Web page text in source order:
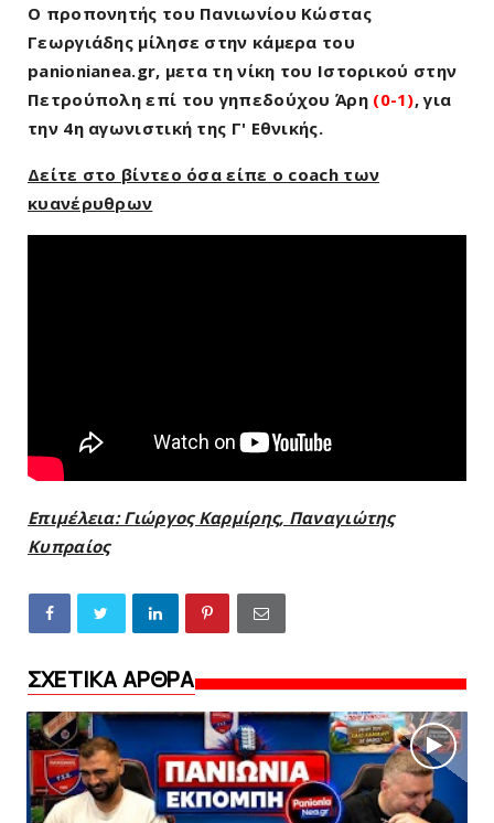
Ο προπονητής του Πανιωνίου Κώστας
Γεωργιάδης μίλησε στην κάμερα του
panionianea.gr, μετα τη νίκη του Ιστορικού στην
Πετρούπολη επί του γηπεδούχου Άρη (0-1), για
την 4η αγωνιστική της Γ' Εθνικής.
Δείτε στο βίντεο όσα είπε ο coach των
κυανέρυθρων
Επιμέλεια: Γιώργος Καρμίρης, Παναγιώτης
Κυπραίος
ΣΧΕΤΙΚΑ ΑΡΘΡΑ